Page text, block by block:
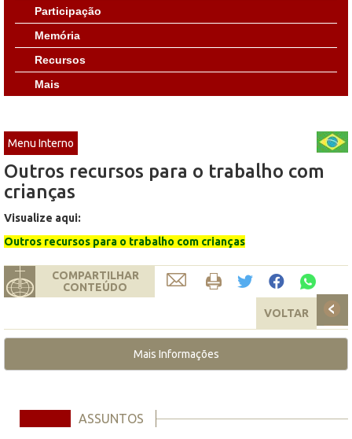
Participação
Memória
Recursos
Mais
Menu Interno
Outros recursos para o trabalho com
crianças
Visualize aqui:
Outros recursos para o trabalho com crianças
COMPARTILHAR
CONTEÚDO
VOLTAR
Mais Informações
ASSUNTOS